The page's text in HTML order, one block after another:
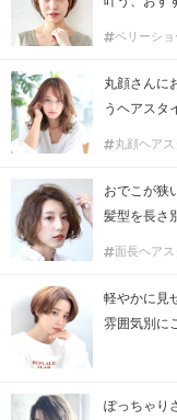
ベリーショ
丸顔さんに
うヘアスタ
丸顔ヘア
おでこが狭
髪型を長さ
面長ヘア
軽やかに見
雰囲気別に
ぽっちゃり